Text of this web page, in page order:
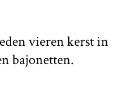
vieren kerst in
bajonetten.